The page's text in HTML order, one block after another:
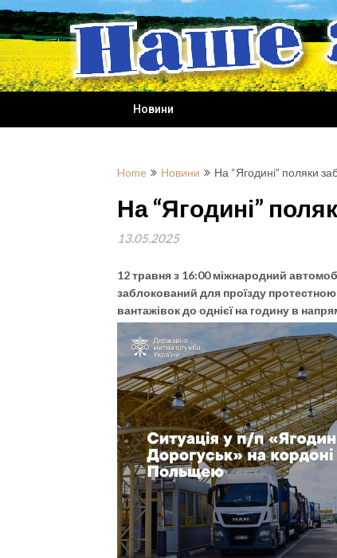
Skip
to
content
Новини
Home Новини На “Ягодині” поляки
На “Ягодині”
13.05.2025
12 травня з 16:00 міжнародний
заблокований для проїзду
вантажівок до однієї на годину в